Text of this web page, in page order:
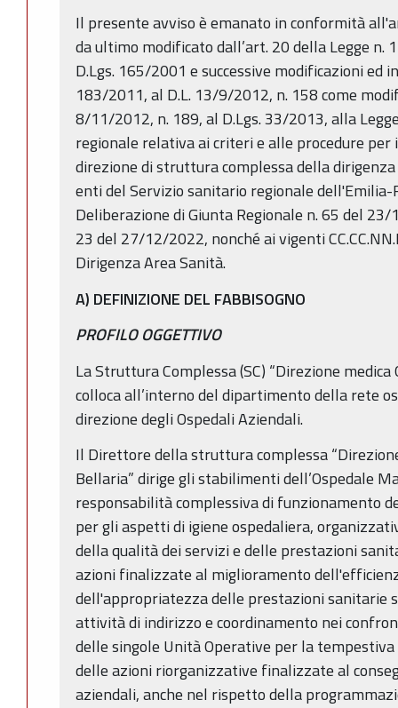
Il presente avviso è emanato in conformità
da ultimo modificato dall’art. 20 della Legge n.
D.Lgs. 165/2001 e successive modificazioni ed
183/2011, al D.L. 13/9/2012, n. 158 come
8/11/2012, n. 189, al D.Lgs. 33/2013, alla
regionale relativa ai criteri e alle procedure
direzione di struttura complessa della
enti del Servizio sanitario regionale dell'Emilia-
Deliberazione di Giunta Regionale n. 65 del
23 del 27/12/2022, nonché ai vigenti
Dirigenza Area Sanità.
A) DEFINIZIONE DEL FABBISOGNO
PROFILO OGGETTIVO
La Struttura Complessa (SC) “Direzione
colloca all’interno del dipartimento della rete
direzione degli Ospedali Aziendali.
Il Direttore della struttura complessa
Bellaria” dirige gli stabilimenti dell’Ospedale
responsabilità complessiva di funzionamento
per gli aspetti di igiene ospedaliera,
della qualità dei servizi e delle prestazioni
azioni finalizzate al miglioramento
dell'appropriatezza delle prestazioni sanitarie
attività di indirizzo e coordinamento nei
delle singole Unità Operative per la
delle azioni riorganizzative finalizzate al
aziendali, anche nel rispetto della